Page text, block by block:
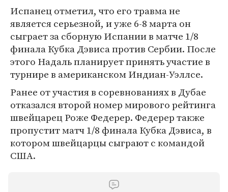
Испанец отметил, что его травма не
является серьезной, и уже 6-8 марта он
сыграет за сборную Испании в матче 1/8
финала Кубка Дэвиса против Сербии. После
этого Надаль планирует принять участие в
турнире в американском Индиан-Уэллсе.
Ранее от участия в соревнованиях в Дубае
отказался второй номер мирового рейтинга
швейцарец Роже Федерер. Федерер также
пропустит матч 1/8 финала Кубка Дэвиса, в
котором швейцарцы сыграют с командой
США.